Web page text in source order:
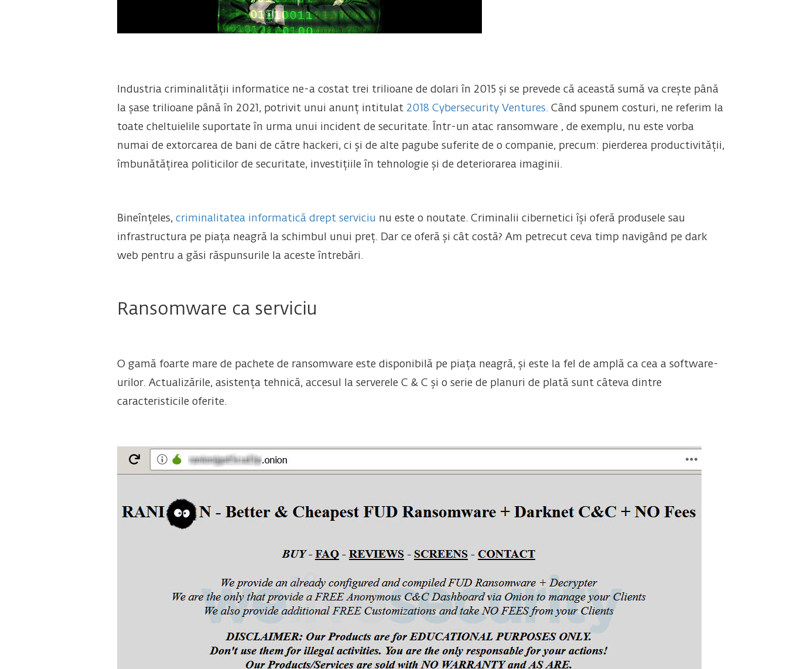
Industria criminalității informatice ne-a costat trei trilioane de dolari în 2015 și se prevede că această sumă va crește până
la șase trilioane până în 2021, potrivit unui anunț intitulat 2018 Cybersecurity Ventures.Când spunem costuri, ne referim la
toate cheltuielile suportate în urma unui incident de securitate. Într-un atac ransomware , de exemplu, nu este vorba
numai de extorcarea de bani de către hackeri, ci și de alte pagube suferite de o companie, precum: pierderea productivității,
îmbunătățirea politicilor de securitate, investițiile în tehnologie și de deteriorarea imaginii.
Bineînțeles, criminalitatea informatică drept serviciu nu este o noutate. Criminalii cibernetici își oferă produsele sau
infrastructura pe piața neagră la schimbul unui preț. Dar ce oferă și cât costă? Am petrecut ceva timp navigând pe dark
web pentru a găsi răspunsurile la aceste întrebări.
Ransomware ca serviciu
O gamă foarte mare de pachete de ransomware este disponibilă pe piața neagră, și este la fel de amplă ca cea a software-
urilor. Actualizările, asistența tehnică, accesul la serverele C & C și o serie de planuri de plată sunt câteva dintre
caracteristicile oferite.